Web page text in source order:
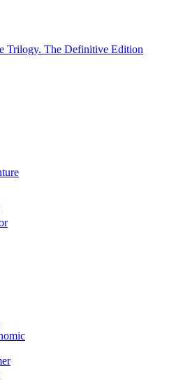
Trilogy. The Definitive Edition